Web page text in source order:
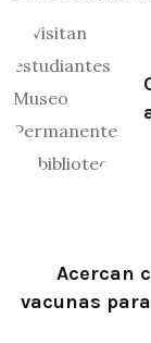
Acercan
vacunas